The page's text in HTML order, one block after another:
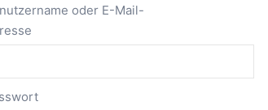
oder E-Mail-